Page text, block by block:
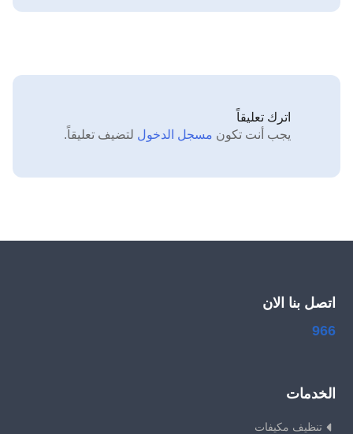
اترك تعليقاً
يجب أنت تكون مسجل الدخول لتضيف تعليقاً.
اتصل بنا الان
966
الخدمات
تنظيف مكيفات